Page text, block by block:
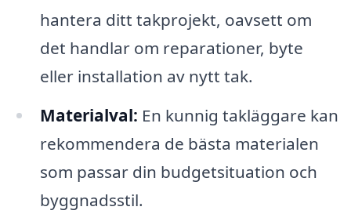
hantera ditt takprojekt, oavsett om
det handlar om reparationer, byte
eller installation av nytt tak.
Materialval: En kunnig takläggare kan
rekommendera de bästa materialen
som passar din budgetsituation och
byggnadsstil.